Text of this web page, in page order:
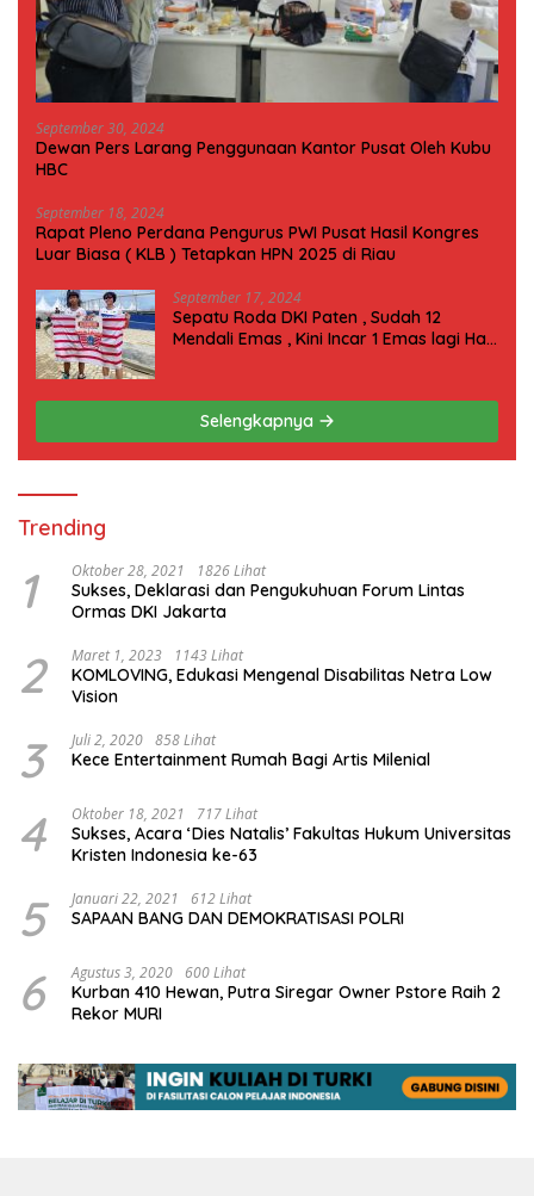
September 30, 2024
Dewan Pers Larang Penggunaan Kantor Pusat Oleh Kubu
HBC
September 18, 2024
Rapat Pleno Perdana Pengurus PWI Pusat Hasil Kongres
Luar Biasa ( KLB ) Tetapkan HPN 2025 di Riau
September 17, 2024
Sepatu Roda DKI Paten , Sudah 12
Mendali Emas , Kini Incar 1 Emas lagi Hari
Selengkapnya
Trending
1 Oktober 28, 2021 1826 Lihat
Sukses, Deklarasi dan Pengukuhuan Forum Lintas
Ormas DKI Jakarta
2 Maret 1, 2023 1143 Lihat
KOMLOVING, Edukasi Mengenal Disabilitas Netra Low
Vision
3 Juli 2, 2020 858 Lihat
Kece Entertainment Rumah Bagi Artis Milenial
4 Oktober 18, 2021 717 Lihat
Sukses, Acara ‘Dies Natalis’ Fakultas Hukum Universitas
Kristen Indonesia ke-63
5 Januari 22, 2021 612 Lihat
SAPAAN BANG DAN DEMOKRATISASI POLRI
6 Agustus 3, 2020 600 Lihat
Kurban 410 Hewan, Putra Siregar Owner Pstore Raih 2
Rekor MURI